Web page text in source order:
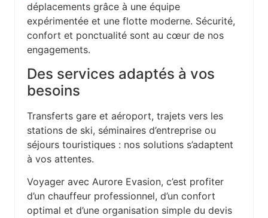
déplacements grâce à une équipe
expérimentée et une flotte moderne. Sécurité,
confort et ponctualité sont au cœur de nos
engagements.
Des services adaptés à vos
besoins
Transferts gare et aéroport, trajets vers les
stations de ski, séminaires d’entreprise ou
séjours touristiques : nos solutions s’adaptent
à vos attentes.
Voyager avec Aurore Evasion, c’est profiter
d’un chauffeur professionnel, d’un confort
optimal et d’une organisation simple du devis